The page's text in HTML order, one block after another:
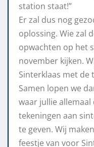
station staat!”
Er zal dus nog
oplossing. Wie zal
opwachten op het
november kijken.
Sinterklaas met de
Samen lopen we
waar jullie
tekeningen aan
te geven. Wij
feestje van voor